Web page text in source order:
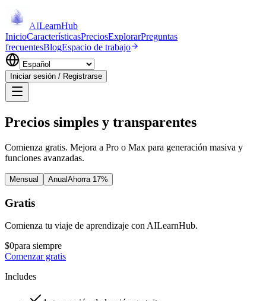
AILearnHub
InicioCaracterísticasPreciosExplorarPreguntas
frecuentesBlogEspacio de trabajo
Iniciar sesión / Registrarse
Precios simples y transparentes
Comienza gratis. Mejora a Pro o Max para generación masiva y
funciones avanzadas.
Mensual Anual Ahorra 17%
Gratis
Comienza tu viaje de aprendizaje con AILearnHub.
$0para siempre
Comenzar gratis
Includes